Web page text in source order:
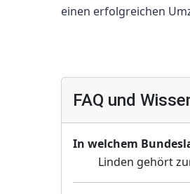
einen erfolgreichen
FAQ und
In welchem
Linden gehört